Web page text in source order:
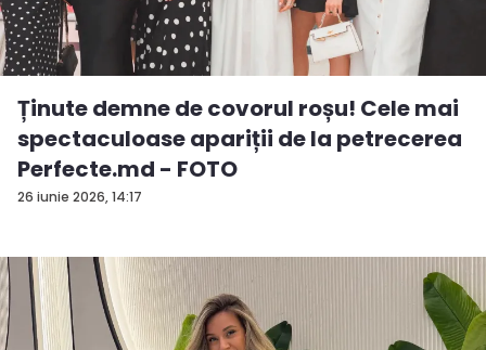
26 iunie 2026, 14:17
Ținute demne de covorul roșu! Cele mai
spectaculoase apariții de la petrecerea
Perfecte.md - FOTO